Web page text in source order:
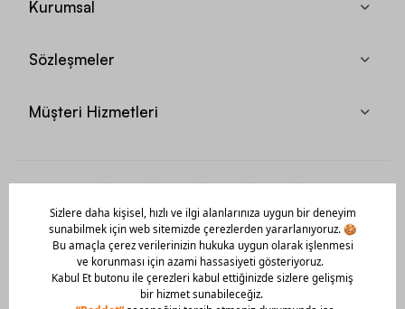
Kurumsal
Sözleşmeler
Müşteri Hizmetleri
Mobil Uygulamamızı Hemen İndir!